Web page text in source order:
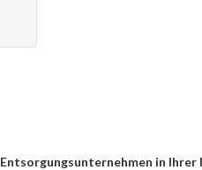
Entsorgungsunternehmen in Ihrer